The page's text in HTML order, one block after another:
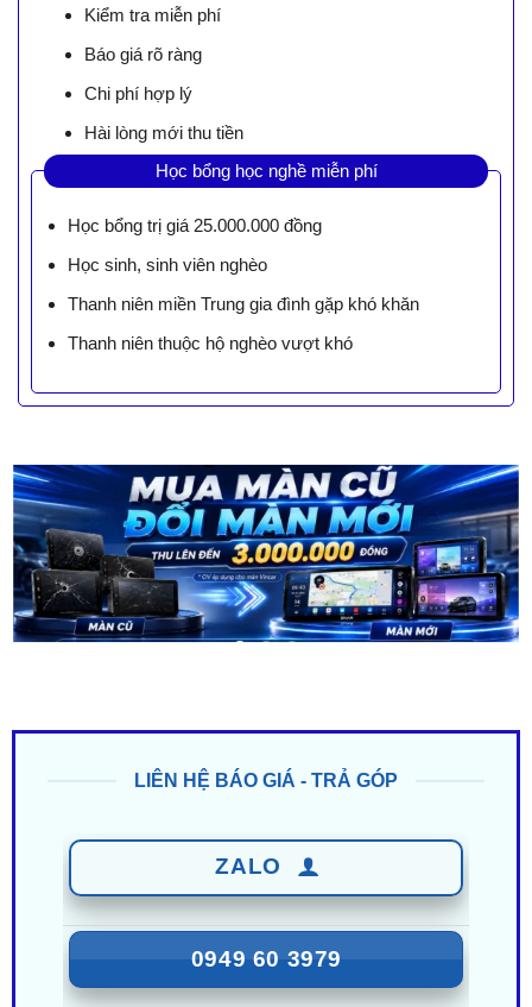
Kiểm tra miễn phí
Báo giá rõ ràng
Chi phí hợp lý
Hài lòng mới thu tiền
Học bổng học nghề miễn phí
Học bổng trị giá 25.000.000 đồng
Học sinh, sinh viên nghèo
Thanh niên miền Trung gia đình gặp khó khăn
Thanh niên thuộc hộ nghèo vượt khó
0949 60 3979